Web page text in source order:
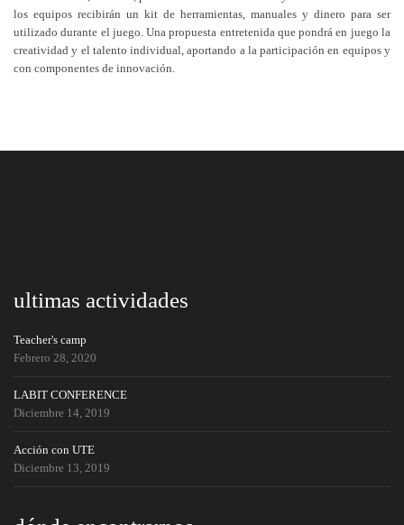
los equipos recibirán un kit de herramientas, manuales y dinero para ser
utilizado durante el juego. Una propuesta entretenida que pondrá en juego la
creatividad y el talento individual, aportando a la participación en equipos y
con componentes de innovación.
ultimas actividades
Teacher's camp
Febrero 28, 2020
LABIT CONFERENCE
Diciembre 14, 2019
Acción con UTE
Diciembre 13, 2019